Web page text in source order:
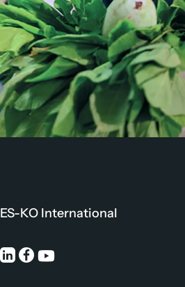
ES-KO International